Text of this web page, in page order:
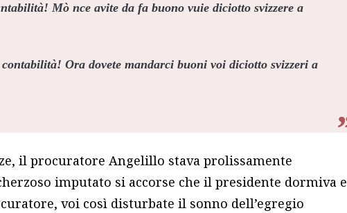
Mò nce avite da fa buono vuie diciotto svizzere a
Ora dovete mandarci buoni voi diciotto svizzeri a
il procuratore Angelillo stava prolissamente
imputato si accorse che il presidente dormiva e
voi così disturbate il sonno dell’egregio